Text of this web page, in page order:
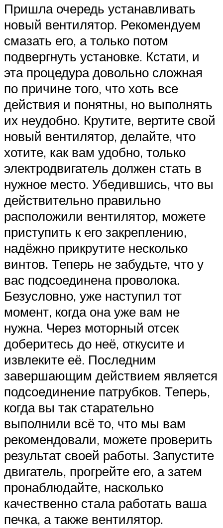
Пришла очередь устанавливать
новый вентилятор. Рекомендуем
смазать его, а только потом
подвергнуть установке. Кстати, и
эта процедура довольно сложная
по причине того, что хоть все
действия и понятны, но выполнять
их неудобно. Крутите, вертите свой
новый вентилятор, делайте, что
хотите, как вам удобно, только
электродвигатель должен стать в
нужное место. Убедившись, что вы
действительно правильно
расположили вентилятор, можете
приступить к его закреплению,
надёжно прикрутите несколько
винтов. Теперь не забудьте, что у
вас подсоединена проволока.
Безусловно, уже наступил тот
момент, когда она уже вам не
нужна. Через моторный отсек
доберитесь до неё, откусите и
извлеките её. Последним
завершающим действием является
подсоединение патрубков. Теперь,
когда вы так старательно
выполнили всё то, что мы вам
рекомендовали, можете проверить
результат своей работы. Запустите
двигатель, прогрейте его, а затем
пронаблюдайте, насколько
качественно стала работать ваша
печка, а также вентилятор.